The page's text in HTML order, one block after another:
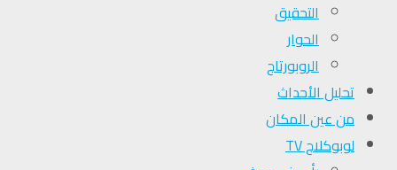
التحقیق
الحوار
الروبورتاج
تحلیل الأحداث
من عين المكان
لوبوكلاج TV